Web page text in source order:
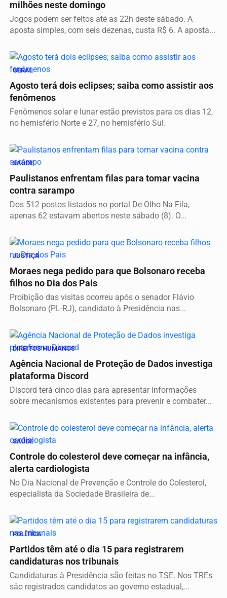
milhões neste domingo
Jogos podem ser feitos até as 22h deste sábado. A
aposta simples, com seis dezenas, custa R$ 6. A aposta...
GERAL
Agosto terá dois eclipses; saiba como assistir aos
fenômenos
Fenômenos solar e lunar estão previstos para os dias 12,
no hemisfério Norte e 27, no hemisfério Sul.
SAÚDE
Paulistanos enfrentam filas para tomar vacina
contra sarampo
Dos 512 postos listados no portal De Olho Na Fila,
apenas 62 estavam abertos neste sábado (8). O...
JUSTIÇA
Moraes nega pedido para que Bolsonaro receba
filhos no Dia dos Pais
Proibição das visitas ocorreu após o senador Flávio
Bolsonaro (PL-RJ), candidato à Presidência nas...
DIREITOS HUMANOS
Agência Nacional de Proteção de Dados investiga
plataforma Discord
Discord terá cinco dias para apresentar informações
sobre mecanismos existentes para prevenir e combater...
SAÚDE
Controle do colesterol deve começar na infância,
alerta cardiologista
No Dia Nacional de Prevenção e Controle do Colesterol,
especialista da Sociedade Brasileira de...
POLÍTICA
Partidos têm até o dia 15 para registrarem
candidaturas nos tribunais
Candidaturas à Presidência são feitas no TSE. Nos TREs
são registrados candidatos ao governo estadual,...